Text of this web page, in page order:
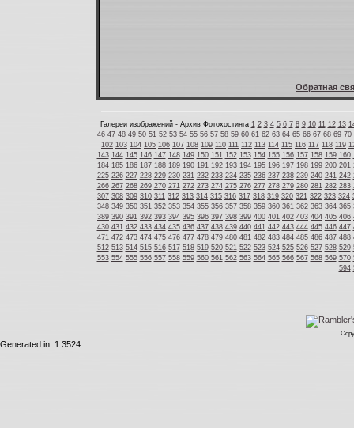
Обратная
Галереи изображений - Архив Фотохостинга 1 2 3 4 5 6 7 8 9 10 11 12 13
46 47 48 49 50 51 52 53 54 55 56 57 58 59 60 61 62 63 64 65 66 67 68 69 70
102 103 104 105 106 107 108 109 110 111 112 113 114 115 116 117 118 119
143 144 145 146 147 148 149 150 151 152 153 154 155 156 157 158 159 160
184 185 186 187 188 189 190 191 192 193 194 195 196 197 198 199 200 201
225 226 227 228 229 230 231 232 233 234 235 236 237 238 239 240 241 242
266 267 268 269 270 271 272 273 274 275 276 277 278 279 280 281 282 283
307 308 309 310 311 312 313 314 315 316 317 318 319 320 321 322 323 324
348 349 350 351 352 353 354 355 356 357 358 359 360 361 362 363 364 365
389 390 391 392 393 394 395 396 397 398 399 400 401 402 403 404 405 406
430 431 432 433 434 435 436 437 438 439 440 441 442 443 444 445 446 447
471 472 473 474 475 476 477 478 479 480 481 482 483 484 485 486 487 488
512 513 514 515 516 517 518 519 520 521 522 523 524 525 526 527 528 529
553 554 555 556 557 558 559 560 561 562 563 564 565 566 567 568 569 570
594
Generated in: 1.3524